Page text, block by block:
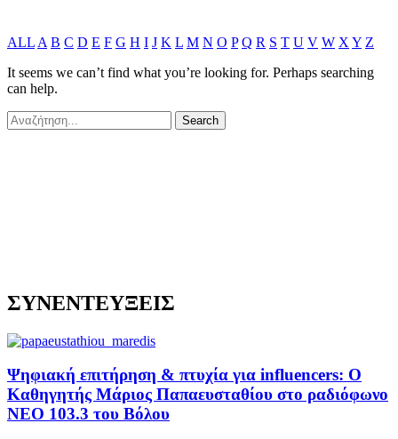
ALL A B C D E F G H I J K L M N O P Q R S T U V W X Y Z
It seems we can’t find what you’re looking for. Perhaps searching
can help.
ΣΥΝΕΝΤΕΥΞΕΙΣ
Ψηφιακή επιτήρηση & πτυχία για influencers: Ο
Καθηγητής Μάριος Παπαευσταθίου στο ραδιόφωνο
NEO 103.3 του Βόλου